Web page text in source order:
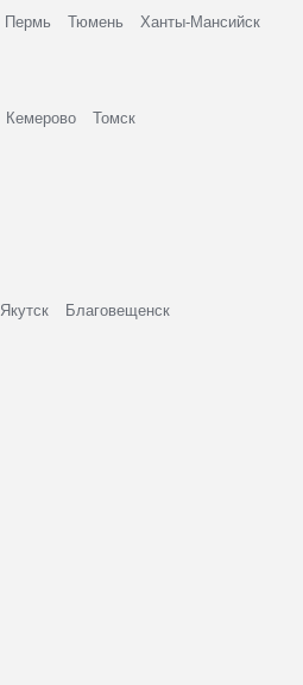
Пермь Тюмень Ханты-Мансийск
Кемерово Томск
Якутск
Благовещенск